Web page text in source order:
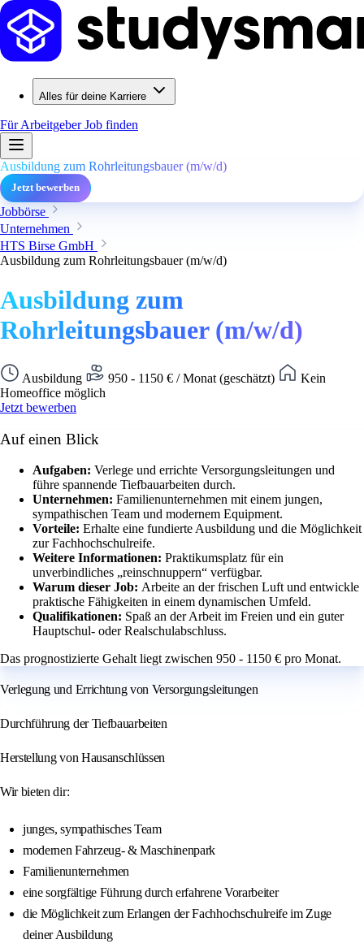
Alles für deine Karriere
Für ArbeitgeberJob finden
Ausbildung zum Rohrleitungsbauer (m/w/d)
Jetzt bewerben
Jobbörse
Unternehmen
HTS Birse GmbH
Ausbildung zum Rohrleitungsbauer (m/w/d)
Ausbildung zum
Rohrleitungsbauer (m/w/d)
Ausbildung 950 - 1150 € / Monat (geschätzt)
Kein
Homeoffice möglich
Jetzt bewerben
Auf einen Blick
Aufgaben: Verlege und errichte Versorgungsleitungen und
führe spannende Tiefbauarbeiten durch.
Unternehmen: Familienunternehmen mit einem jungen,
sympathischen Team und modernem Equipment.
Vorteile: Erhalte eine fundierte Ausbildung und die Möglichkeit
zur Fachhochschulreife.
Weitere Informationen: Praktikumsplatz für ein
unverbindliches „reinschnuppern“ verfügbar.
Warum dieser Job: Arbeite an der frischen Luft und entwickle
praktische Fähigkeiten in einem dynamischen Umfeld.
Qualifikationen: Spaß an der Arbeit im Freien und ein guter
Hauptschul- oder Realschulabschluss.
Das prognostizierte Gehalt liegt zwischen 950 - 1150 € pro Monat.
Verlegung und Errichtung von Versorgungsleitungen
Durchführung der Tiefbauarbeiten
Herstellung von Hausanschlüssen
Wir bieten dir:
junges, sympathisches Team
modernen Fahrzeug- & Maschinenpark
Familienunternehmen
eine sorgfältige Führung durch erfahrene Vorarbeiter
die Möglichkeit zum Erlangen der Fachhochschulreife im Zuge
deiner Ausbildung